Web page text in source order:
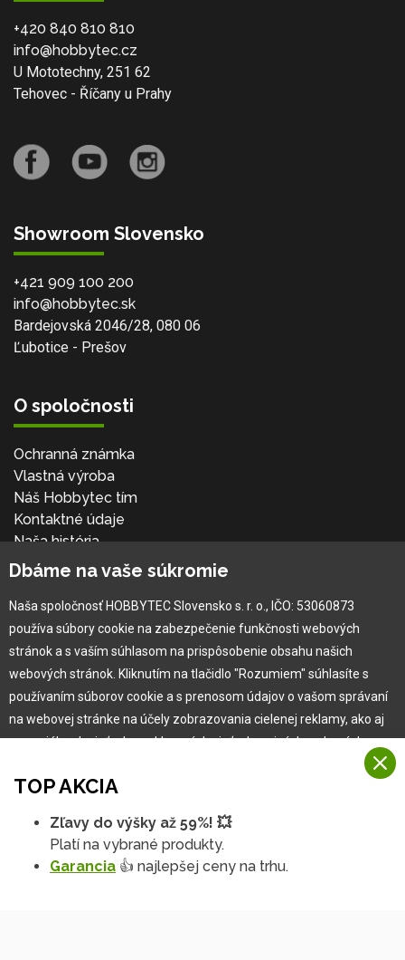
+420 840 810 810
info@hobbytec.cz
U Mototechny, 251 62
Tehovec - Říčany u Prahy
Showroom Slovensko
+421 909 100 200
info@hobbytec.sk
Bardejovská 2046/28, 080 06
Ľubotice - Prešov
O spoločnosti
Ochranná známka
Vlastná výroba
Náš Hobbytec tím
Kontaktné údaje
Naša história
Kariéra
Pre zákazníka
Garancia najlepšej ceny
Užívateľský manuál
Obchodné podmienky
Zákazník & partner
Novinky
TOP AKCIA
Zľavy do výšky až 59%! 💥
Platí na vybrané produkty.
Garancia 👍 najlepšej ceny na trhu.
Dbáme na vaše súkromie
Naša spoločnosť HOBBYTEC Slovensko s. r. o., IČO: 53060873
používa súbory cookie na zabezpečenie funkčnosti webových
stránok a s vaším súhlasom na prispôsobenie obsahu našich
webových stránok. Kliknutím na tlačidlo "Rozumiem" súhlasíte s
používaním súborov cookie a s prenosom údajov o vašom správaní
na webovej stránke na účely zobrazovania cielenej reklamy, ako aj
na sociálnych sieťach a reklamných sieťach na iných webových
Viac informácií
Na našich webových stránkach používame niekoľko kategórií
Rozumiem